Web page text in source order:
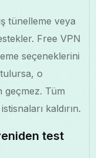
tünelleme veya
Free VPN
seçeneklerini
o
geçmez. Tüm
kaldırın.
test